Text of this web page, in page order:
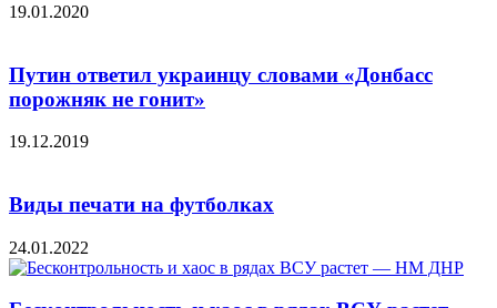
19.01.2020
Путин ответил украинцу словами «Донбасс
порожняк не гонит»
19.12.2019
Виды печати на футболках
24.01.2022